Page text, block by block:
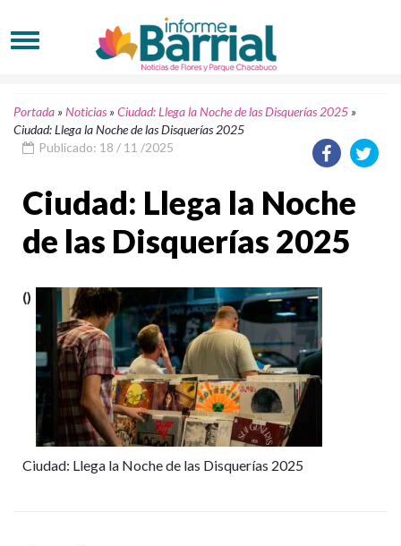
Portada »Noticias »Ciudad: Llega la Noche de las Disquerías 2025 »
Ciudad: Llega la Noche de las Disquerías 2025
Publicado: 18 / 11 /2025
Ciudad: Llega la Noche
de las Disquerías 2025
()
Ciudad: Llega la Noche de las Disquerías 2025